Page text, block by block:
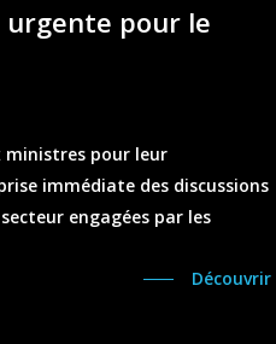
pour le
ministres pour leur
immédiate des discussions
engagées par les
Découvrir